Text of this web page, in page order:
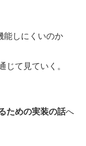
能しにくいのか
じて見ていく。
ための実装の話へ